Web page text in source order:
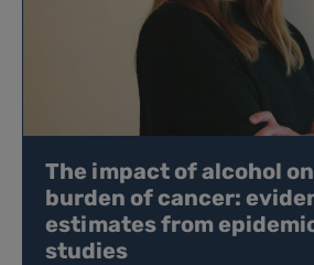
The impact of alcohol
burden of cancer:
estimates from
studies